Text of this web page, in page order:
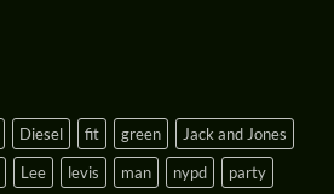
Diesel fit green
Jack and Jones
Lee levis man nypd
party